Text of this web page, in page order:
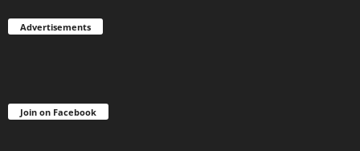
Advertisements
Join on Facebook